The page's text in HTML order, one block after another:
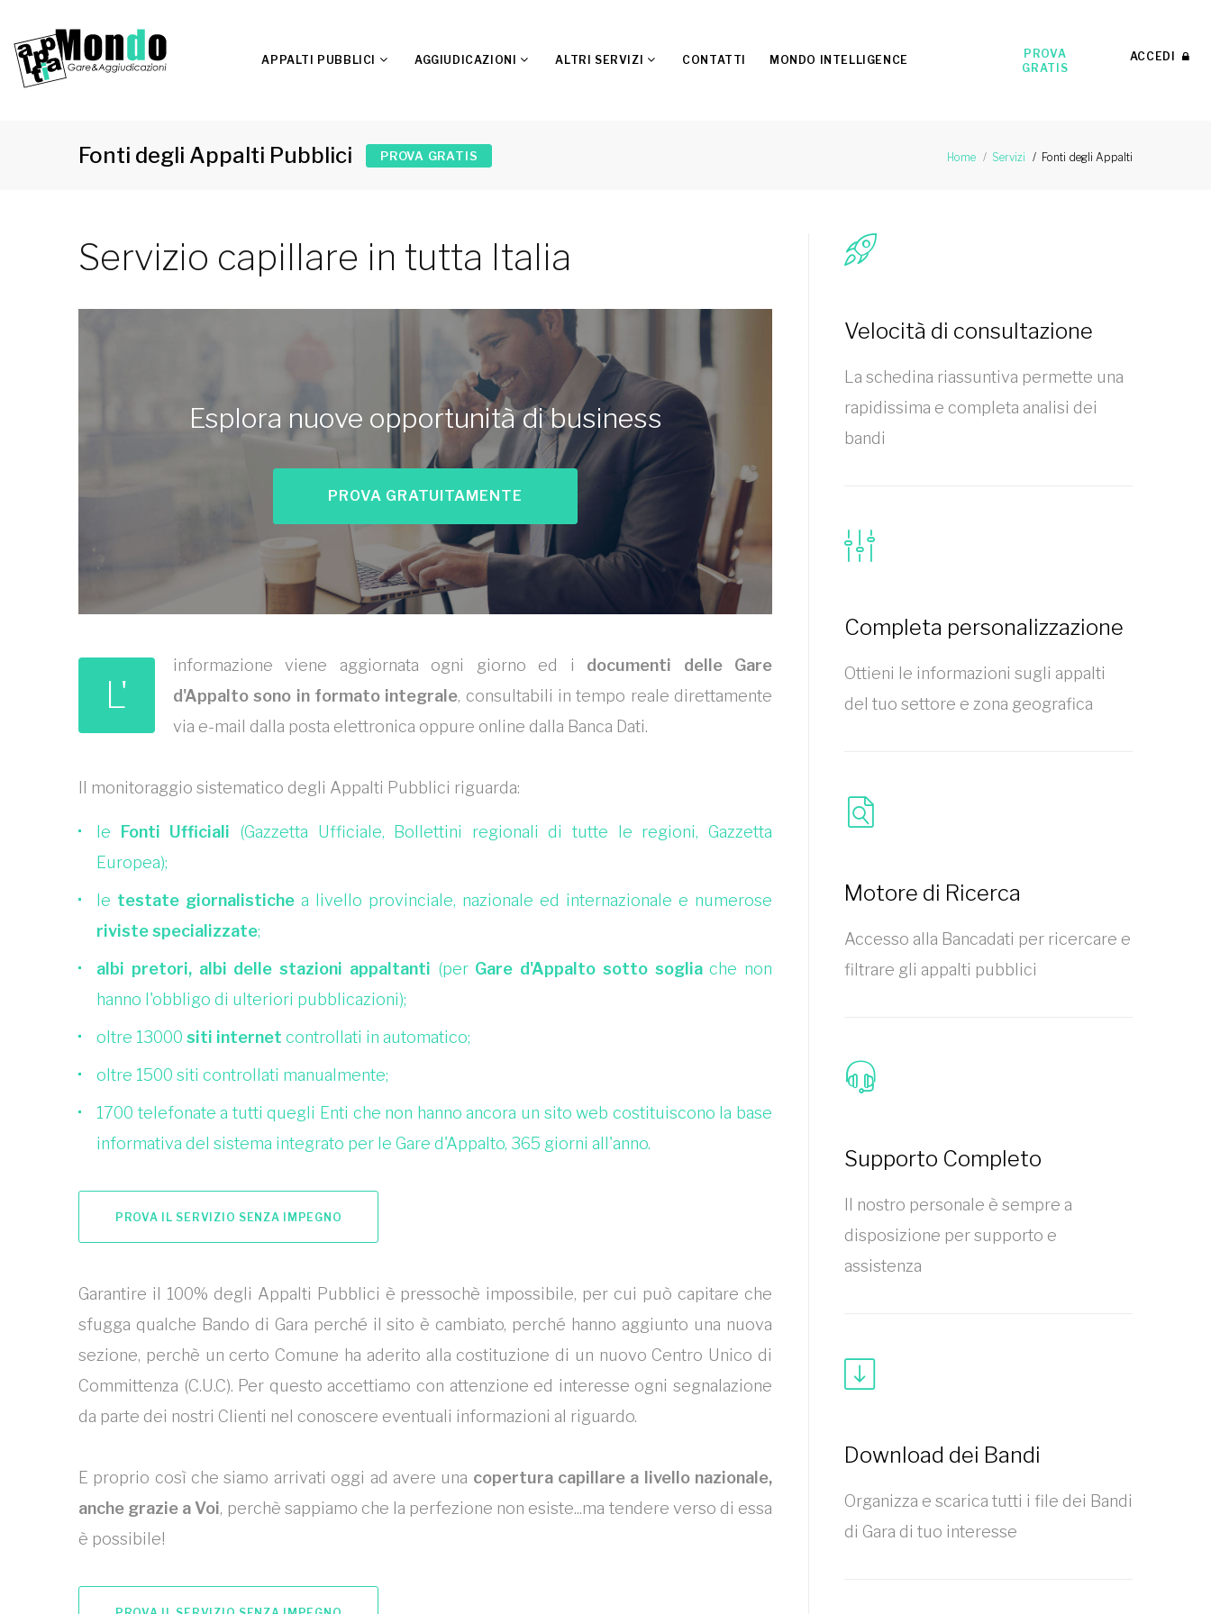
PROVA
GRATIS
ACCEDI
APPALTI PUBBLICI AGGIUDICAZIONI ALTRI SERVIZI CONTATTI MONDO INTELLIGENCE
Fonti degli Appalti Pubblici PROVA GRATIS Home Servizi Fonti degli Appalti
Servizio capillare in tutta Italia
Esplora nuove opportunità di business
PROVA GRATUITAMENTE
L'
informazione viene aggiornata ogni giorno ed i documenti delle Gare
d'Appalto sono in formato integrale, consultabili in tempo reale direttamente
via e-mail dalla posta elettronica oppure online dalla Banca Dati.
Il monitoraggio sistematico degli Appalti Pubblici riguarda:
le Fonti Ufficiali (Gazzetta Ufficiale, Bollettini regionali di tutte le regioni, Gazzetta
Europea);
le testate giornalistiche a livello provinciale, nazionale ed internazionale e numerose
riviste specializzate;
albi pretori, albi delle stazioni appaltanti (per Gare d'Appalto sotto sogliache non
hanno l'obbligo di ulteriori pubblicazioni);
oltre 13000 siti internet controllati in automatico;
oltre 1500 siti controllati manualmente;
1700 telefonate a tutti quegli Enti che non hanno ancora un sito web costituiscono la base
informativa del sistema integrato per le Gare d'Appalto, 365 giorni all'anno.
PROVA IL SERVIZIO SENZA IMPEGNO
Garantire il 100% degli Appalti Pubblici è pressochè impossibile, per cui può capitare che
sfugga qualche Bando di Gara perché il sito è cambiato, perché hanno aggiunto una nuova
sezione, perchè un certo Comune ha aderito alla costituzione di un nuovo Centro Unico di
Committenza (C.U.C). Per questo accettiamo con attenzione ed interesse ogni segnalazione
da parte dei nostri Clienti nel conoscere eventuali informazioni al riguardo.
E proprio così che siamo arrivati oggi ad avere una copertura capillare a livello nazionale,
anche grazie a Voi, perchè sappiamo che la perfezione non esiste...ma tendere verso di essa
è possibile!
Velocità di consultazione
La schedina riassuntiva permette una
rapidissima e completa analisi dei
bandi
Completa personalizzazione
Ottieni le informazioni sugli appalti
del tuo settore e zona geografica
Motore di Ricerca
Accesso alla Bancadati per ricercare e
filtrare gli appalti pubblici
Supporto Completo
Il nostro personale è sempre a
disposizione per supporto e
assistenza
Download dei Bandi
Organizza e scarica tutti i file dei Bandi
di Gara di tuo interesse